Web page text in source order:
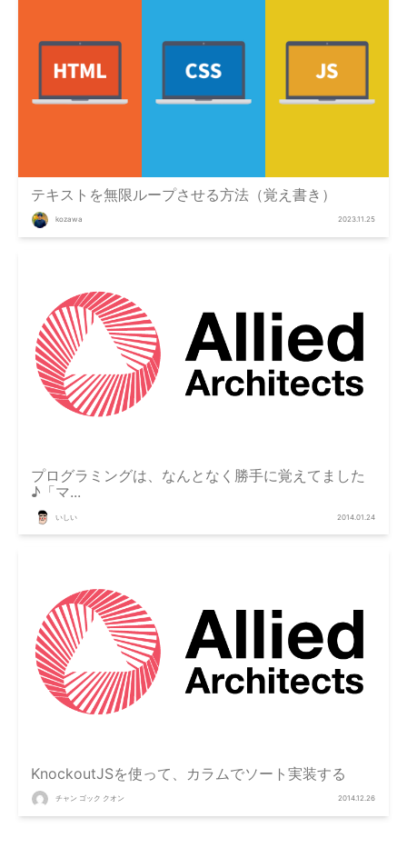
テキストを無限ループさせる方法（覚え書き）
kozawa 2023.11.25
プログラミングは、なんとなく勝手に覚えてました
♪「マ...
いしい 2014.01.24
KnockoutJSを使って、カラムでソート実装する
チャン ゴック クオン 2014.12.26